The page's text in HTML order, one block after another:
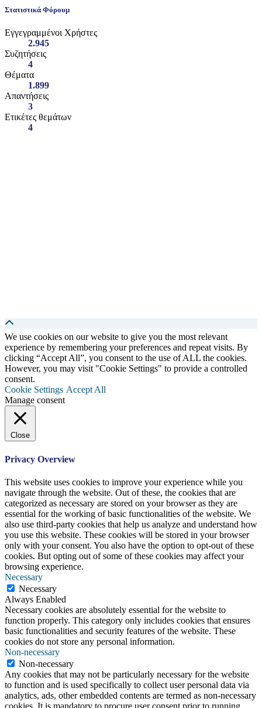
Στατιστικά Φόρουμ
Εγγεγραμμένοι Χρήστες
2.945
Συζητήσεις
4
Θέματα
1.899
Απαντήσεις
3
Ετικέτες θεμάτων
4
We use cookies on our website to give you the most relevant
experience by remembering your preferences and repeat visits. By
clicking “Accept All”, you consent to the use of ALL the cookies.
However, you may visit "Cookie Settings" to provide a controlled
consent.
Cookie Settings Accept All
Manage consent
Close
Privacy Overview
This website uses cookies to improve your experience while you
navigate through the website. Out of these, the cookies that are
categorized as necessary are stored on your browser as they are
essential for the working of basic functionalities of the website. We
also use third-party cookies that help us analyze and understand how
you use this website. These cookies will be stored in your browser
only with your consent. You also have the option to opt-out of these
cookies. But opting out of some of these cookies may affect your
browsing experience.
Necessary
Necessary
Always Enabled
Necessary cookies are absolutely essential for the website to
function properly. This category only includes cookies that ensures
basic functionalities and security features of the website. These
cookies do not store any personal information.
Non-necessary
Non-necessary
Any cookies that may not be particularly necessary for the website
to function and is used specifically to collect user personal data via
analytics, ads, other embedded contents are termed as non-necessary
cookies. It is mandatory to procure user consent prior to running